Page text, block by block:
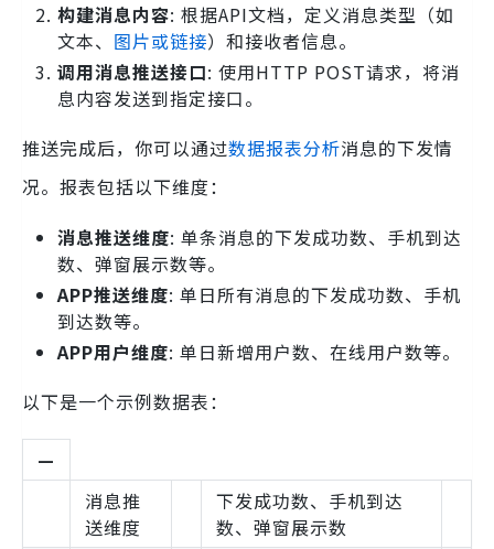
构建消息内容: 根据API文档，定义消息类型（如
文本、 图片或链接）和接收者信息。
调用消息推送接口: 使用HTTP POST请求，将消
息内容发送到指定接口。
推送完成后，你可以通过数据报表分析消息的下发情
况。报表包括以下维度：
消息推送维度: 单条消息的下发成功数、手机到达
数、弹窗展示数等。
APP推送维度: 单日所有消息的下发成功数、手机
到达数等。
APP用户维度: 单日新增用户数、在线用户数等。
以下是一个示例数据表：
—
消息推
送维度
下发成功数、手机到达
数、弹窗展示数